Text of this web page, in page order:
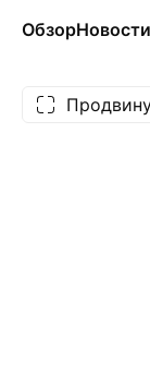
ОбзорНовости